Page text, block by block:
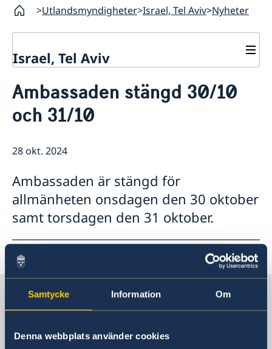
Samtycke Information Om
Denna webbplats använder cookies
Utlandsmyndigheter Israel, Tel Aviv Nyheter
Israel, Tel Aviv
Om ambassaden
Lediga tjänster
GDPR
Så stöttar vi svenska företag
Team Sweden
Svenska företag i Israel
Anmäl handelshinder
Ambassaden stängd 30/10
och 31/10
28 okt. 2024
Ambassaden är stängd för
allmänheten onsdagen den 30 oktober
samt torsdagen den 31 oktober.
Sverige i Israel, Tel Aviv
Sveriges ambassad